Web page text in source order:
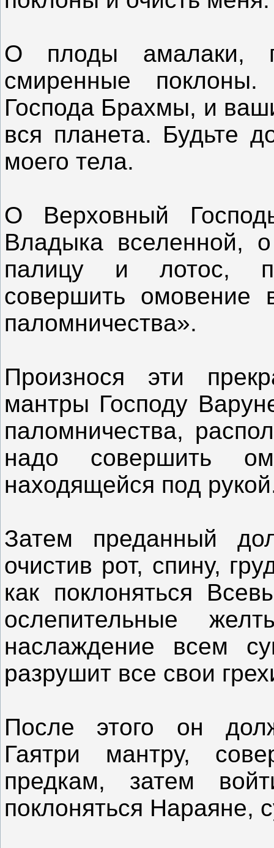
О плоды амалаки,
смиренные
Господа Брахмы, и
вся планета. Будьте
моего тела.
О Верховный
Владыка вселенной,
палицу и лотос,
совершить омовение
паломничества».
Произнося эти
мантры Господу
паломничества,
надо совершить
находящейся под
Затем преданный
очистив рот, спину,
как поклоняться
ослепительные
наслаждение всем
разрушит все свои
После этого он
Гаятри мантру,
предкам, затем
поклоняться Нараяне,